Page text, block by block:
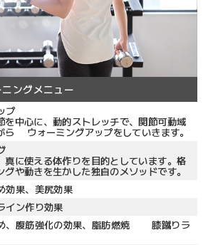
ングメニュー
プ
中心に、動的ストレッチで、関節可動域
ら ウォーミングアップをしていきます。
に使える体作りを目的としています。格
や動きを生かした独自のメソッドです。
効果、美尻効果
イン作り効果
、腹筋強化の効果、脂肪燃焼 膝蹴りラ